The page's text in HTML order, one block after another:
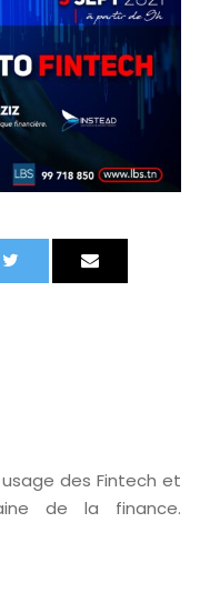
des Fintech et
de la finance.